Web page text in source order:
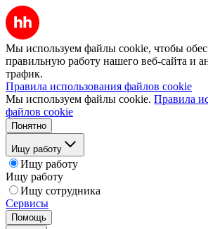
Мы используем файлы cookie, чтобы
правильную работу нашего веб-сайта и
трафик.
Правила использования файлов cookie
Мы используем файлы cookie. Правила
файлов cookie
Понятно
Ищу работу
Ищу работу
Ищу работу
Ищу сотрудника
Сервисы
Помощь